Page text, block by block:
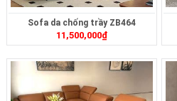
Sofa da chống trầy ZB464
11,500,000₫